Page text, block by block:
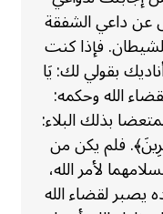
عن داعي الشفقة
للشيطان. فإذا كنت
بقولي لك: يَا
الله وحكمه:
بذلك البلاء:
فلم يكن من
لأمر الله،
يصبر لقضاء الله